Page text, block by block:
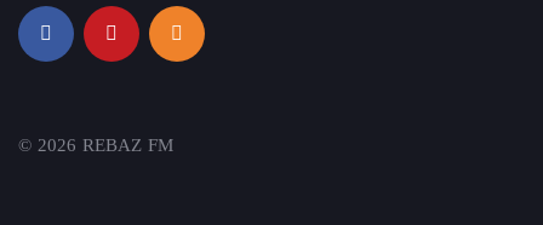
© 2026 REBAZ FM